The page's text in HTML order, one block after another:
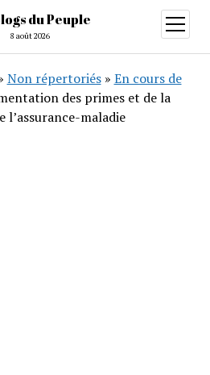
du Peuple
8 août 2026
ouvrir
menu
Non répertoriés» En cours de
des primes et de la
l’assurance-maladie